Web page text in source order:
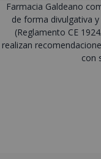
Farmacia Galdeano
de forma divulgativa
(Reglamento CE
realizan
con